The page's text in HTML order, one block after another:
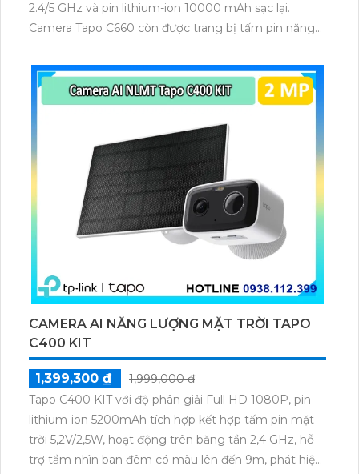
2.4/5 GHz và pin lithium-ion 10000 mAh sạc lại.
Camera Tapo C660 còn được trang bị tấm pin năng
thú cưng, phương tiện, lưu trữ thẻ microSD tối đa 512
GB.
CAMERA AI NĂNG LƯỢNG MẶT TRỜI TAPO
C400 KIT
1,399,300 ₫
1,999,000 ₫
Tapo C400 KIT với độ phân giải Full HD 1080P, pin
lithium-ion 5200mAh tích hợp kết hợp tấm pin mặt
trời 5,2V/2,5W, hoạt động trên băng tần 2,4 GHz, hỗ
trợ tầm nhìn ban đêm có màu lên đến 9m, phát hiện